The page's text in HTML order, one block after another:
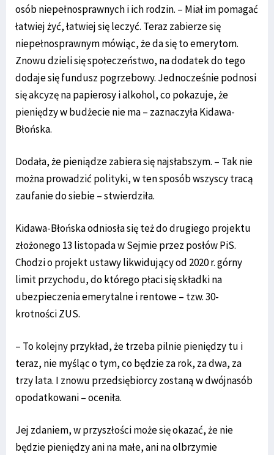
osób niepełnosprawnych i ich rodzin. – Miał im pomagać
łatwiej żyć, łatwiej się leczyć. Teraz zabierze się
niepełnosprawnym mówiąc, że da się to emerytom.
Znowu dzieli się społeczeństwo, na dodatek do tego
dodaje się fundusz pogrzebowy. Jednocześnie podnosi
się akcyzę na papierosy i alkohol, co pokazuje, że
pieniędzy w budżecie nie ma – zaznaczyła Kidawa-
Błońska.
Dodała, że pieniądze zabiera się najsłabszym. – Tak nie
można prowadzić polityki, w ten sposób wszyscy tracą
zaufanie do siebie – stwierdziła.
Kidawa-Błońska odniosła się też do drugiego projektu
złożonego 13 listopada w Sejmie przez posłów PiS.
Chodzi o projekt ustawy likwidujący od 2020 r. górny
limit przychodu, do którego płaci się składki na
ubezpieczenia emerytalne i rentowe – tzw. 30-
krotności ZUS.
– To kolejny przykład, że trzeba pilnie pieniędzy tu i
teraz, nie myśląc o tym, co będzie za rok, za dwa, za
trzy lata. I znowu przedsiębiorcy zostaną w dwójnasób
opodatkowani – oceniła.
Jej zdaniem, w przyszłości może się okazać, że nie
będzie pieniędzy ani na małe, ani na olbrzymie